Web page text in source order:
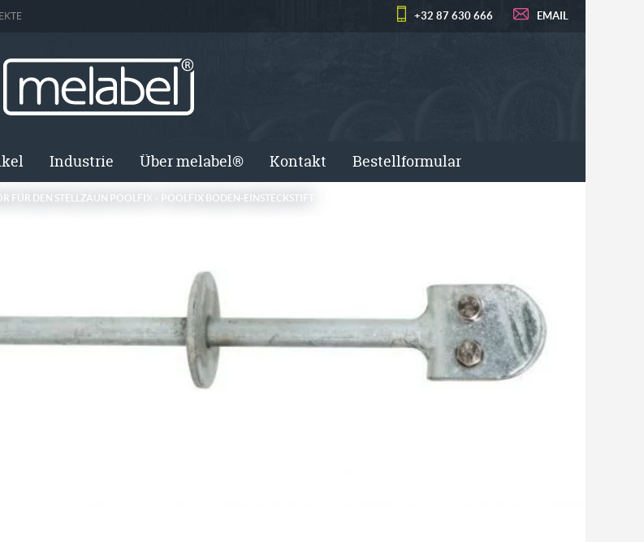
+32 87 630 666 EMAIL
Industrie Über melabel® Kontakt Bestellformular
FÜR DEN STELLZAUN POOLFIX POOLFIX BODEN-EINSTECKSTIFT